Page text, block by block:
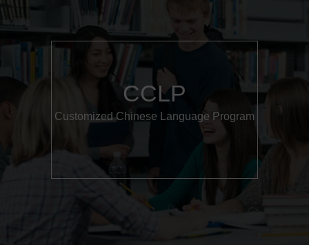
CCLP
Customized Chinese Language Program